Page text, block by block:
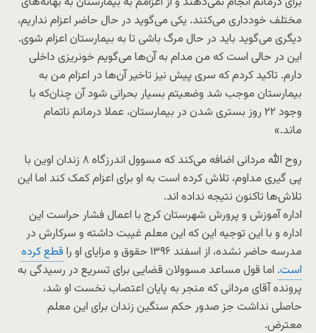
مختلف خودداری می‌کنند. یکی می‌گوید در حال حاضر اعزام نداریم،
دیگری می‌گوید باید در حال مرگ باشی تا به بیمارستان اعزام شوی.
این در حالی است که من مدام به آن‌ها می‌گویم خونریزی داخلی
دارم. تاکید کردم که سری پیش نیز تاخیر آن‌ها در اعزام من به
بیمارستان موجب شد وضعیتم بسیار بحرانی شود آن چنان‌که با
وجود ۲۲ روز بستری شدن در بیمارستان، عملا درمانم ناتمام
ماند.»
روح الله مردانی اضافه می‌کند که مسوول اندرزگاه ۸ زندان اوین با
پی گیری مداوم، تلاش کرده است به او برای اعزام کمک کند اما این
تلاش‌ها تاکنون نتیجه نداده اند.
اداره آموزش و پرورش شهرستان کرج با اعمال فشار حراست این
اداره و با این توجیه این که این معلم غیبت داشته و سرکارش در
مدرسه حاضر نشده، از اسفند ۱۳۹۶ حقوق و مزایای او را
قطع کرده
است. اما قول مساعد مسوولان قضایی برای تسریع در رسیدگی به
پرونده آقای مردانی که منجر به پایان اعتصاب نخست او شد،
حاصلی نداشت جز صدور حکم سنگین زندان برای این معلم
معترض.